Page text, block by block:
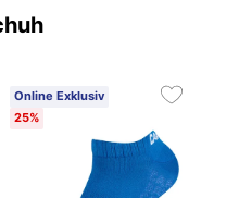
Online Exklusiv
25%